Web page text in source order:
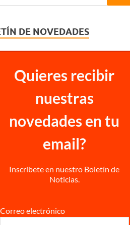
DE NOVEDADES
Quieres recibir
nuestras
novedades en tu
email?
Inscríbete en nuestro Boletín de
Noticias.
Correo electrónico